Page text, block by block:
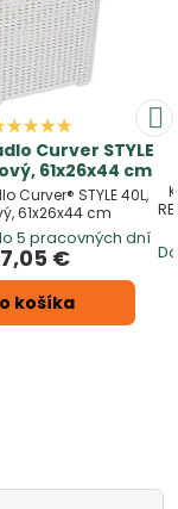
Curver STYLE
61x26x44 cm
Curver® STYLE 40L,
61x26x44 cm
5 pracovných dní
€
košíka